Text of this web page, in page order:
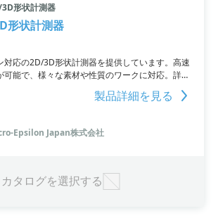
形状計測器
形状計測器
対応の2D/3D形状計測器を提供しています。高速
可能で、様々な素材や性質のワークに対応。詳細
不良を素早く検出することができます。コントロ
で、装置の搭載も容易です。さらに、多彩な開発
しており、直感的に使いこなせる詳細な設定も可
製品詳細を見る
Epsilon Japan株式会社
カタログを選択する